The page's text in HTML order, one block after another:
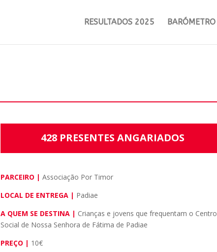
RESULTADOS 2025 BARÓMETRO
428 PRESENTES ANGARIADOS
PARCEIRO | Associação Por Timor
LOCAL DE ENTREGA | Padiae
A QUEM SE DESTINA | Crianças e jovens que frequentam o Centro
Social de Nossa Senhora de Fátima de Padiae
PREÇO | 10€